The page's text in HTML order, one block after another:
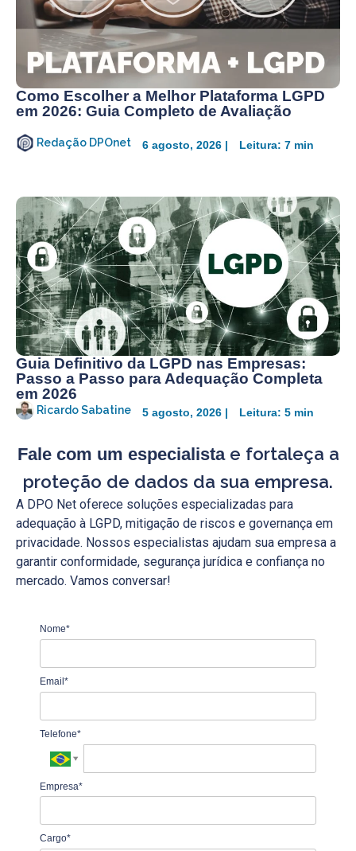
Como Escolher a Melhor Plataforma LGPD
em 2026: Guia Completo de Avaliação
Redação DPOnet 6 agosto, 2026 | Leitura: 7 min
Guia Definitivo da LGPD nas Empresas:
Passo a Passo para Adequação Completa
em 2026
Ricardo Sabatine 5 agosto, 2026 | Leitura: 5 min
Fale com um especialistae fortaleça a
proteção de dados da sua empresa.
A DPO Net oferece soluções especializadas para
adequação à LGPD, mitigação de riscos e governança em
privacidade. Nossos especialistas ajudam sua empresa a
garantir conformidade, segurança jurídica e confiança no
mercado. Vamos conversar!
Nome*
Email*
Telefone*
Empresa*
Cargo*